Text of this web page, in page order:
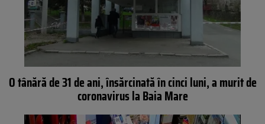
O tânără de 31 de ani, însărcinată în cinci luni, a murit de
coronavirus la Baia Mare